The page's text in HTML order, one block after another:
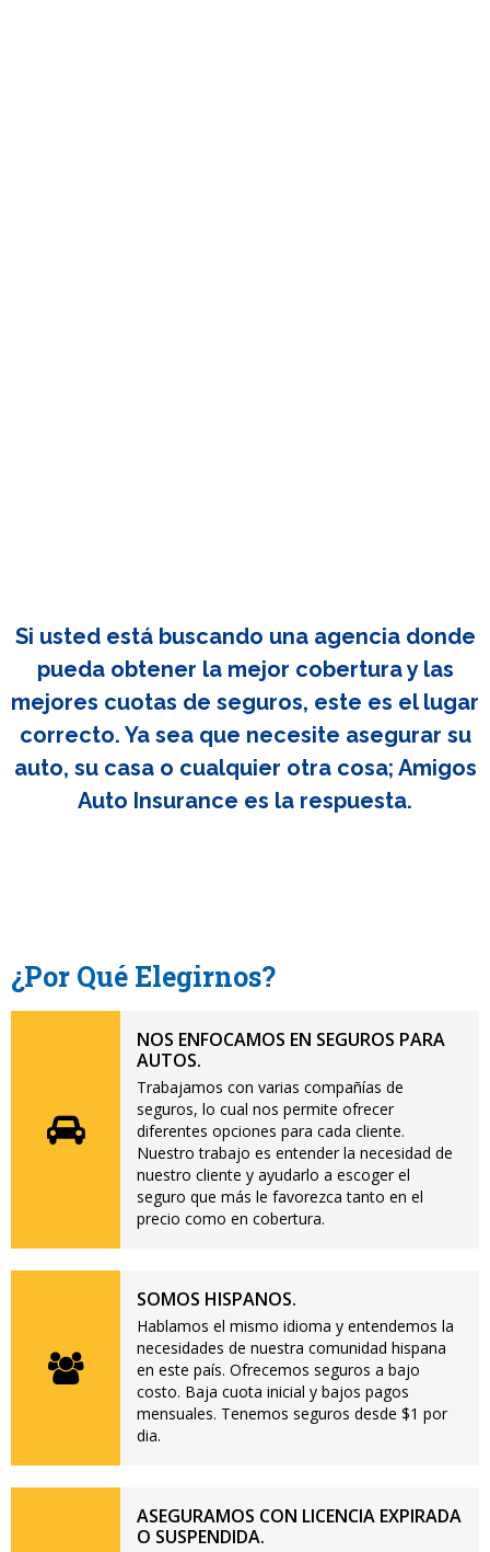
Si usted está buscando una agencia donde
pueda obtener la mejor cobertura y las
mejores cuotas de seguros, este es el lugar
correcto. Ya sea que necesite asegurar su
auto, su casa o cualquier otra cosa; Amigos
Auto Insurance es la respuesta.
¿Por Qué Elegirnos?
NOS ENFOCAMOS EN SEGUROS PARA
AUTOS.
Trabajamos con varias compañías de
seguros, lo cual nos permite ofrecer
diferentes opciones para cada cliente.
Nuestro trabajo es entender la necesidad de
nuestro cliente y ayudarlo a escoger el
seguro que más le favorezca tanto en el
precio como en cobertura.
SOMOS HISPANOS.
Hablamos el mismo idioma y entendemos la
necesidades de nuestra comunidad hispana
en este país. Ofrecemos seguros a bajo
costo. Baja cuota inicial y bajos pagos
mensuales. Tenemos seguros desde $1 por
dia.
ASEGURAMOS CON LICENCIA EXPIRADA
O SUSPENDIDA.